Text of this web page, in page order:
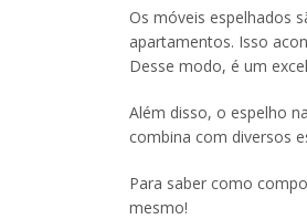
Os móveis espelhados
apartamentos. Isso
Desse modo, é um
Além disso, o espelho na
combina com diversos
Para saber como
mesmo!